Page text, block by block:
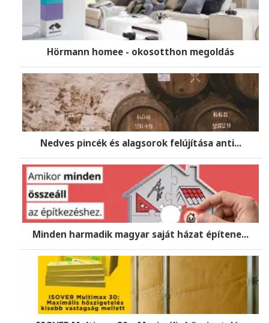
Hörmann homee - okosotthon megoldás
Nedves pincék és alagsorok felújítása anti...
Minden harmadik magyar saját házat építene...